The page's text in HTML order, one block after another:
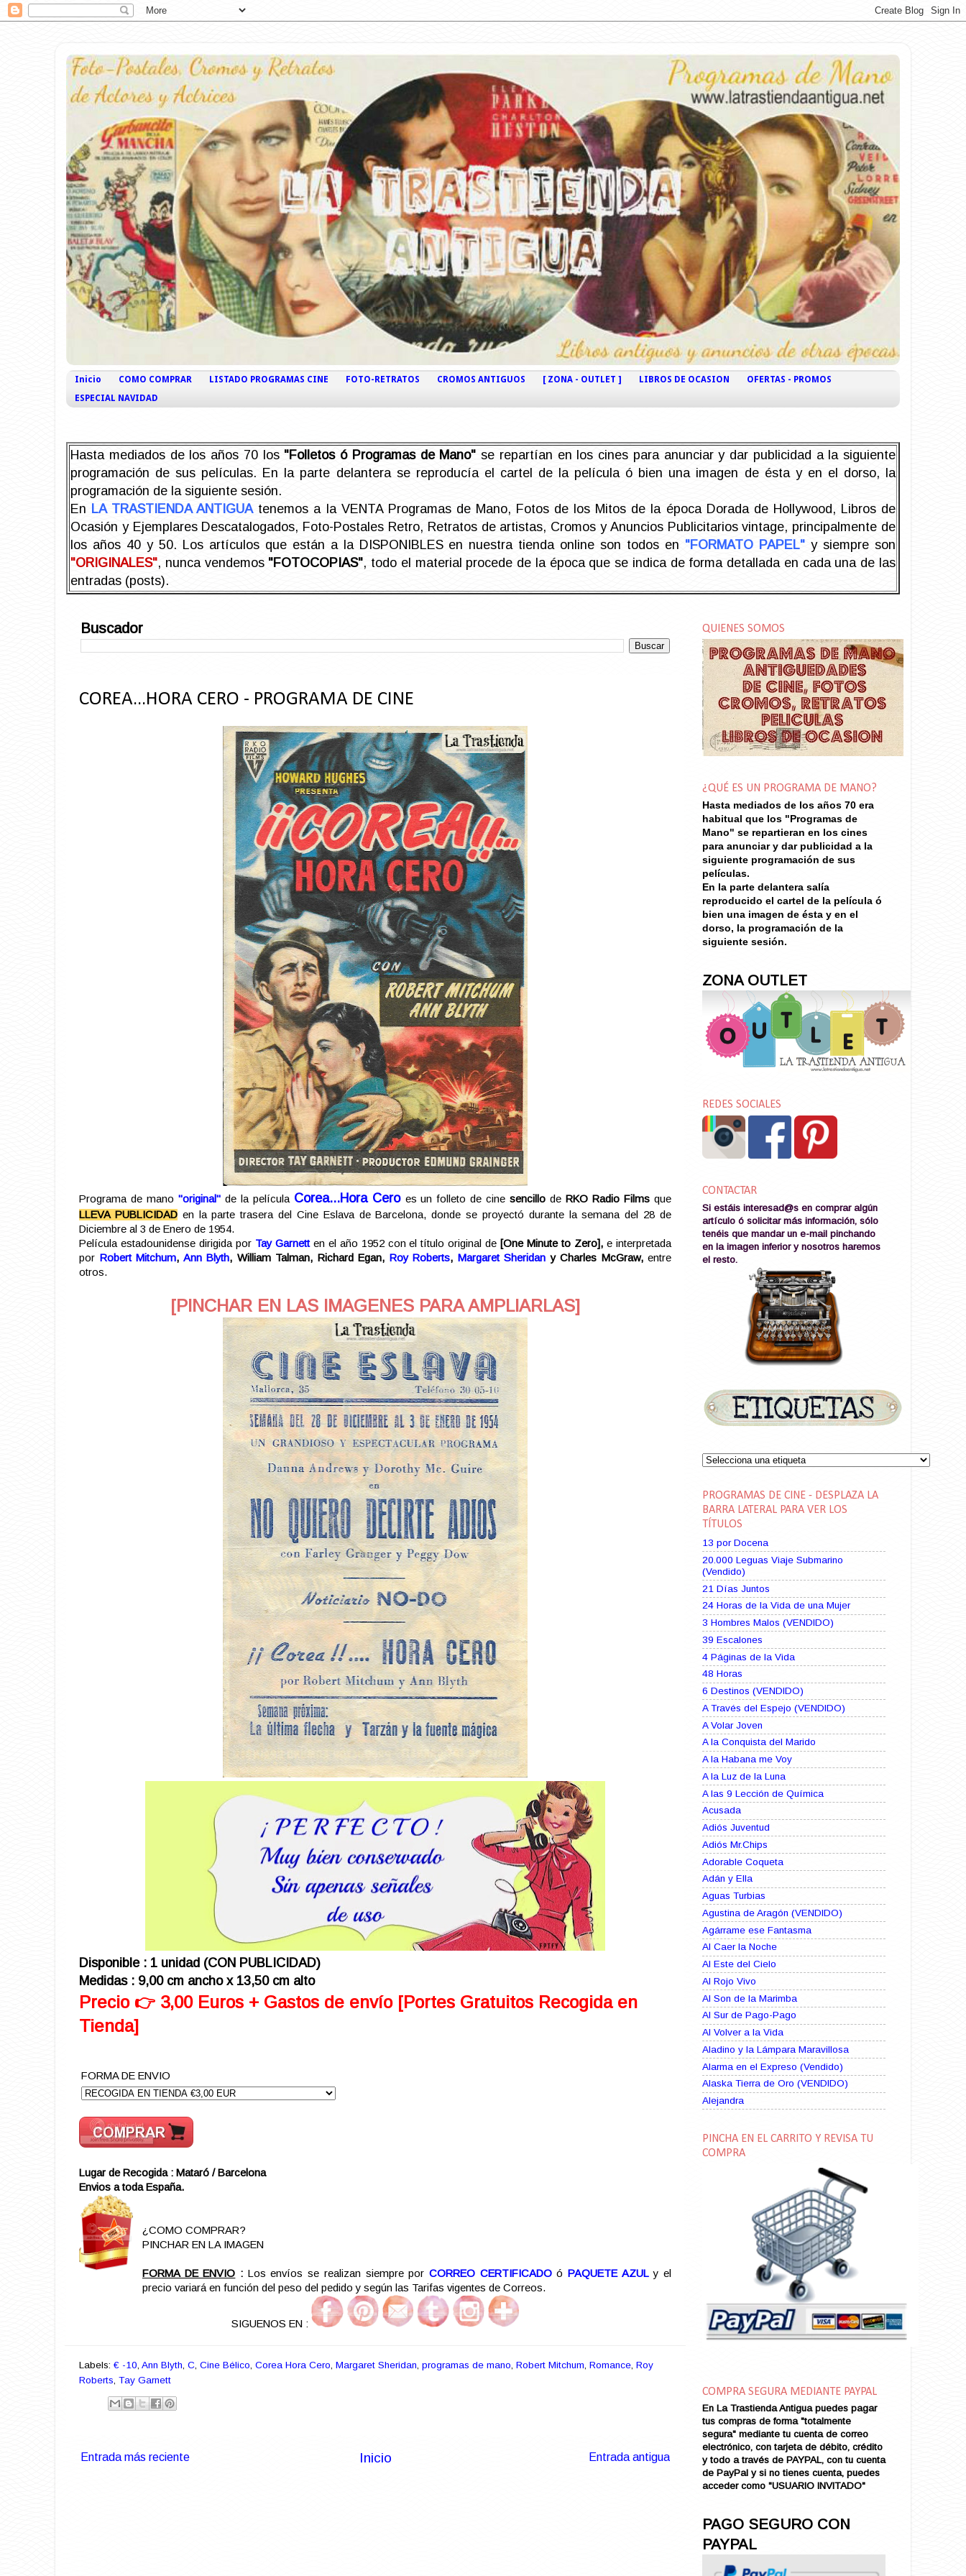
Inicio COMO COMPRAR LISTADO PROGRAMAS CINE FOTO-RETRATOS CROMOS ANTIGUOS [ ZONA - OUTLET ] LIBROS DE OCASION
OFERTAS - PROMOS
ESPECIAL NAVIDAD
Hasta mediados de los años 70 los "Folletos ó Programas de Mano" se repartían en los cines para anunciar y dar publicidad a la siguiente
programación de sus películas. En la parte delantera se reproducía el cartel de la película ó bien una imagen de ésta y en el dorso, la
programación de la siguiente sesión.
En LA TRASTIENDA ANTIGUAtenemos a la VENTA Programas de Mano, Fotos de los Mitos de la época Dorada de Hollywood, Libros de
Ocasión y Ejemplares Descatalogados, Foto-Postales Retro, Retratos de artistas, Cromos y Anuncios Publicitarios vintage, principalmente de
los años 40 y 50. Los artículos que están a la DISPONIBLES en nuestra tienda online son todos en "FORMATO PAPEL" y siempre son
"ORIGINALES", nunca vendemos "FOTOCOPIAS", todo el material procede de la época que se indica de forma detallada en cada una de las
entradas (posts).
Buscador
COREA...HORA CERO - PROGRAMA DE CINE
Programa de mano "original"de la película Corea...Hora Cero es un folleto de cinesencillo deRKO Radio Filmsque
LLEVA PUBLICIDADen la parte trasera del Cine Eslava de Barcelona, donde se proyectó durante la semana del 28 de
Diciembre al 3 de Enero de 1954.
Película estadounidense dirigida por Tay Garnetten el año 1952 con el título original de [One Minute to Zero],e interpretada
por Robert Mitchum, Ann Blyth, William Talman, Richard Egan, Roy Roberts, Margaret Sheridan y Charles McGraw,entre
otros.
[PINCHAR EN LAS IMAGENES PARA AMPLIARLAS]
Disponible : 1 unidad (CON PUBLICIDAD)
Medidas : 9,00 cm ancho x 13,50 cm alto
Precio 👉 3,00 Euros + Gastos de envío [Portes Gratuitos Recogida en
Tienda]
FORMA DE ENVIO
Lugar de Recogida : Mataró / Barcelona
Envios a toda España.
¿COMO COMPRAR?
PINCHAR EN LA IMAGEN
FORMA DE ENVIO : Los envíos se realizan siempre por CORREO CERTIFICADOó PAQUETE AZULy el
precio variará en función del peso del pedido y según las Tarifas vigentes de Correos.
SIGUENOS EN :
Labels: € -10 Ann Blyth C Cine Bélico Corea Hora Cero Margaret Sheridan programas de mano Robert Mitchum Romance Roy
Roberts Tay Garnett
Entrada más reciente Entrada antigua
Inicio
QUIENES SOMOS
¿QUÉ ES UN PROGRAMA DE MANO?
Hasta mediados de los años 70 era
habitual que los "Programas de
Mano" se repartieran en los cines
para anunciar y dar publicidad a la
siguiente programación de sus
películas.
En la parte delantera salía
reproducido el cartel de la película ó
bien una imagen de ésta y en el
dorso, la programación de la
siguiente sesión.
ZONA OUTLET
REDES SOCIALES
CONTACTAR
Si estáis interesad@s en comprar algún
artículo ó solicitar más información, sólo
tenéis que mandar un e-mail pinchando
en la imagen inferior y nosotros haremos
el resto.
PROGRAMAS DE CINE - DESPLAZA LA
BARRA LATERAL PARA VER LOS
TÍTULOS
13 por Docena
20.000 Leguas Viaje Submarino
(Vendido)
21 Días Juntos
24 Horas de la Vida de una Mujer
3 Hombres Malos (VENDIDO)
39 Escalones
4 Páginas de la Vida
48 Horas
6 Destinos (VENDIDO)
A Través del Espejo (VENDIDO)
A Volar Joven
A la Conquista del Marido
A la Habana me Voy
A la Luz de la Luna
A las 9 Lección de Química
Acusada
Adiós Juventud
Adiós Mr.Chips
Adorable Coqueta
Adán y Ella
Aguas Turbias
Agustina de Aragón (VENDIDO)
Agárrame ese Fantasma
Al Caer la Noche
Al Este del Cielo
Al Rojo Vivo
Al Son de la Marimba
Al Sur de Pago-Pago
Al Volver a la Vida
Aladino y la Lámpara Maravillosa
Alarma en el Expreso (Vendido)
Alaska Tierra de Oro (VENDIDO)
Alejandra
Alma Zíngara
Alma en Suplicio (VENDIDO)
Amame esta Noche (VENDIDO)
Amanda La Paciente Peligrosa
Amarga Victoria
Amor a Medianoche
Amor en Conserva (VENDIDO)
Amor que Mata
Amor sin Refugio
Ana Karenina
Ana de Brooklyn
Ana y El Rey de Siam
Anatomía de un Asesinato
Andrés Harvey Millonario (VENDIDO)
Andrés Harvey Tenorio
Ansia de Amor (VENDIDO)
Aníbal
PINCHA EN EL CARRITO Y REVISA TU
COMPRA
COMPRA SEGURA MEDIANTE PAYPAL
En La Trastienda Antigua puedes pagar
tus compras de forma "totalmente
segura" mediante tu cuenta de correo
electrónico, con tarjeta de débito, crédito
y todo a través de PAYPAL, con tu cuenta
de PayPal y si no tienes cuenta, puedes
acceder como "USUARIO INVITADO"
PAGO SEGURO CON
PAYPAL